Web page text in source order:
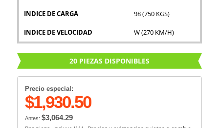
INDICE DE CARGA 98 (750 KGS)
INDICE DE VELOCIDAD W (270 KM/H)
20 PIEZAS DISPONIBLES
Precio especial:
$1,930.50
Antes: $3,064.29